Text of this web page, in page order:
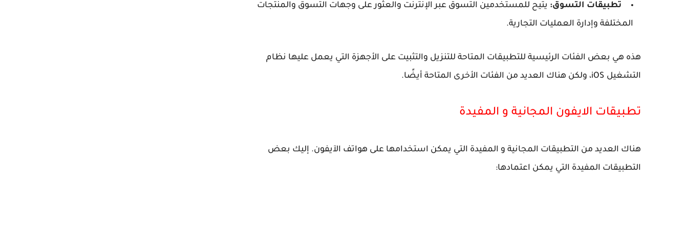
تطبيقات التسوق: يتيح للمستخدمين التسوق عبر الإنترنت والعثور على وجهات التسوق والمنتجات
المختلفة وإدارة العمليات التجارية.
هذه هي بعض الفئات الرئيسية للتطبيقات المتاحة للتنزيل والتثبيت على الأجهزة التي يعمل عليها نظام
التشغيل iOS، ولكن هناك العديد من الفئات الأخرى المتاحة أيضًا.
تطبيقات الايفون المجانية و المفيدة
هناك العديد من التطبيقات المجانية و المفيدة التي يمكن استخدامها على هواتف الآيفون. إليك بعض
التطبيقات المفيدة التي يمكن اعتمادها: